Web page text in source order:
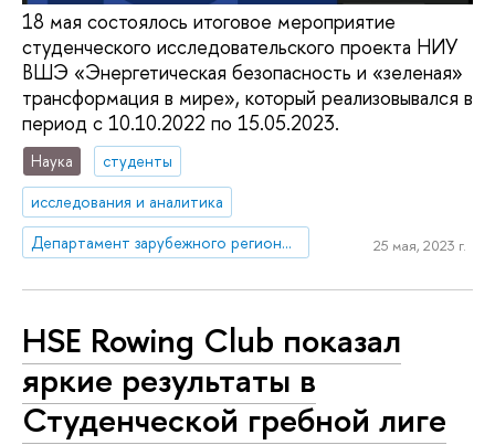
18 мая состоялось итоговое мероприятие
студенческого исследовательского проекта НИУ
ВШЭ «Энергетическая безопасность и «зеленая»
трансформация в мире», который реализовывался в
период с 10.10.2022 по 15.05.2023.
Наука
студенты
исследования и аналитика
Департамент зарубежного регионоведения
25 мая, 2023 г.
HSE Rowing Club показал
яркие результаты в
Студенческой гребной лиге